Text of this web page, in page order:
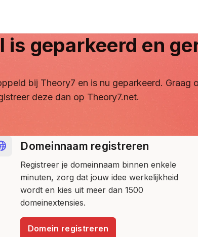
is geparkeerd en
bij Theory7 en is nu geparkeerd. Graag
deze dan op Theory7.net.
Domeinnaam registreren
Registreer je domeinnaam binnen enkele
minuten, zorg dat jouw idee werkelijkheid
wordt en kies uit meer dan 1500
domeinextensies.
Domein registreren